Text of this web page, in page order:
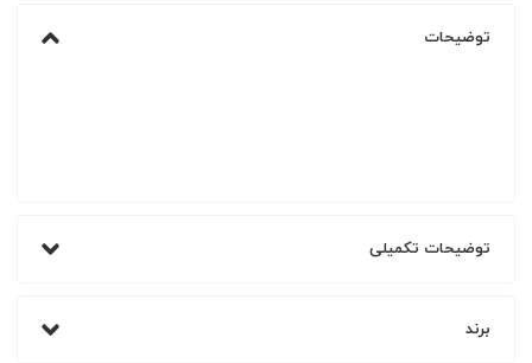
توضیحات
توضیحات تکمیلی
برند